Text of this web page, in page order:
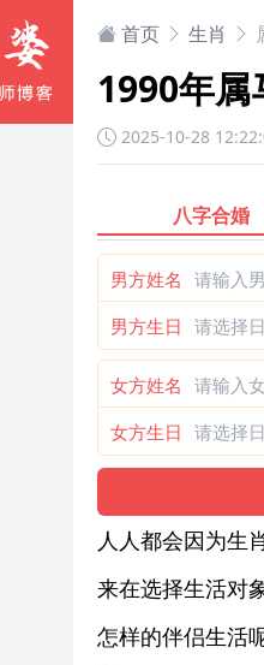
首页 生肖
1990年属
2025-10-28
八字合婚
男方姓名
男方生日
女方姓名
女方生日
人人都会因为生
来在选择生活对
怎样的伴侣生活